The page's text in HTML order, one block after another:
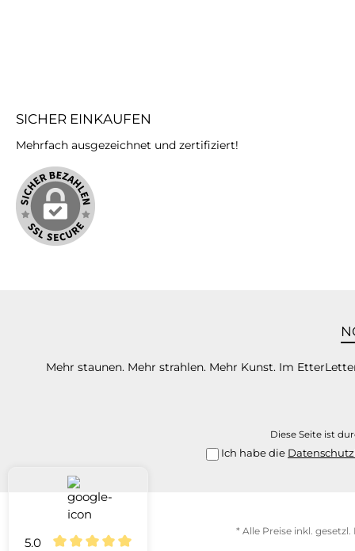
5.0
SICHER EINKAUFEN
Mehrfach ausgezeichnet und zertifiziert!
Mehr staunen. Mehr strahlen. Mehr Kunst. Im
Diese Seite ist
Ich habe die
* Alle Preise inkl.